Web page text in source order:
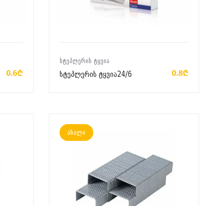
0.6₾
ᲡᲢᲔᲞᲚᲔᲠᲘᲡ ᲢᲧᲕᲘᲐ
სტეპლერის ტყვია24/6 0.8₾
ახალი